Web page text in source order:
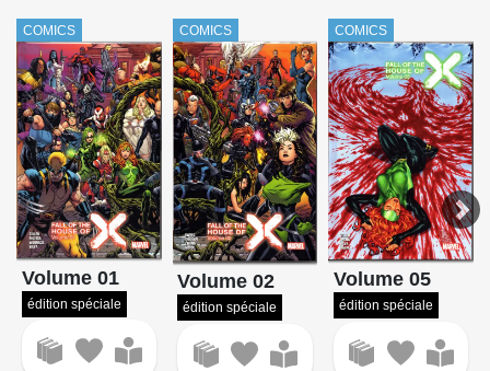
COMICS
Volume 01
édition spéciale
COMICS
Volume 02
édition spéciale
COMICS
Volume 05
édition spéciale